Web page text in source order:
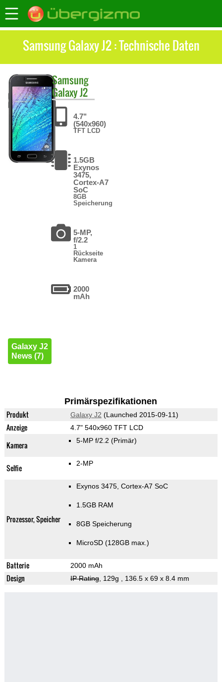
Samsung Galaxy J2 : Technische Daten
Samsung
Galaxy J2
4.7"
(540x960)
TFT LCD
1.5GB
Exynos
3475,
Cortex-A7
SoC
8GB
Speicherung
5-MP,
f/2.2
1
Rückseite
Kamera
2000
mAh
Galaxy J2
News (7)
Primärspezifikationen
Produkt Galaxy J2 (Launched 2015-09-11)
Anzeige 4.7" 540x960 TFT LCD
Kamera 5-MP f/2.2 (Primär)
Selfie 2-MP
Prozessor, Speicher
Exynos 3475, Cortex-A7 SoC
1.5GB RAM
8GB Speicherung
MicroSD (128GB max.)
Batterie 2000 mAh
Design IP Rating, 129g , 136.5 x 69 x 8.4 mm